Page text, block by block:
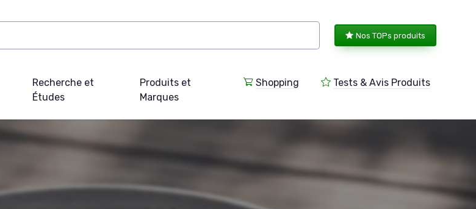
Nos TOPs produits
Recherche et
Études
Produits et
Marques
Shopping Tests & Avis Produits